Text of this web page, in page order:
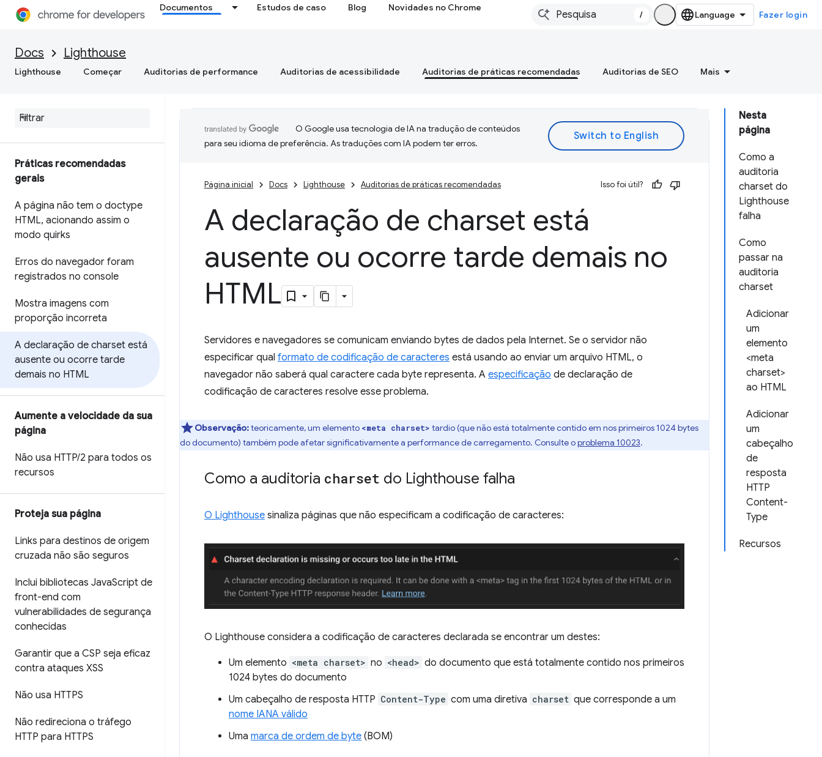
Documentos Estudos de caso Blog Novidades no Chrome
/ Fazer login
Docs Lighthouse
Lighthouse Começar Auditorias de performance Auditorias de acessibilidade Auditorias de práticas recomendadas Auditorias de SEO Mais
Práticas recomendadas
gerais
A página não tem o doctype
HTML, acionando assim o
modo quirks
Erros do navegador foram
registrados no console
Mostra imagens com
proporção incorreta
A declaração de charset está
ausente ou ocorre tarde
demais no HTML
Aumente a velocidade da sua
página
Não usa HTTP/2 para todos os
recursos
Proteja sua página
Links para destinos de origem
cruzada não são seguros
Inclui bibliotecas JavaScript de
front-end com
vulnerabilidades de segurança
conhecidas
Garantir que a CSP seja eficaz
contra ataques XSS
Não usa HTTPS
Não redireciona o tráfego
HTTP para HTTPS
Nesta
página
Como a
auditoria
charset do
Lighthouse
falha
Como
passar na
auditoria
charset
Adicionar
um
elemento
<meta
charset>
ao HTML
Adicionar
um
cabeçalho
de
resposta
HTTP
Content-
Type
Recursos
O Google usa tecnologia de IA na tradução de conteúdos
para seu idioma de preferência. As traduções com IA podem ter erros.
Página inicial Docs Lighthouse Auditorias de práticas recomendadas Isso foi útil?
A declaração de charset está
ausente ou ocorre tarde demais no
HTML
Servidores e navegadores se comunicam enviando bytes de dados pela Internet. Se o servidor não
especificar qual formato de codificação de caracteres está usando ao enviar um arquivo HTML, o
navegador não saberá qual caractere cada byte representa. A especificação de declaração de
codificação de caracteres resolve esse problema.
Observação:teoricamente, um elemento <meta charset> tardio (que não está totalmente contido em nos primeiros 1024 bytes
do documento) também pode afetar significativamente a performance de carregamento. Consulte oproblema 10023.
Como a auditoria charset do Lighthouse falha
O Lighthouse sinaliza páginas que não especificam a codificação de caracteres:
O Lighthouse considera a codificação de caracteres declarada se encontrar um destes:
Um elemento <meta charset> no <head> do documento que está totalmente contido nos primeiros
1024 bytes do documento
Um cabeçalho de resposta HTTP Content-Type com uma diretiva charset que corresponde a um
nome IANA válido
Uma marca de ordem de byte (BOM)